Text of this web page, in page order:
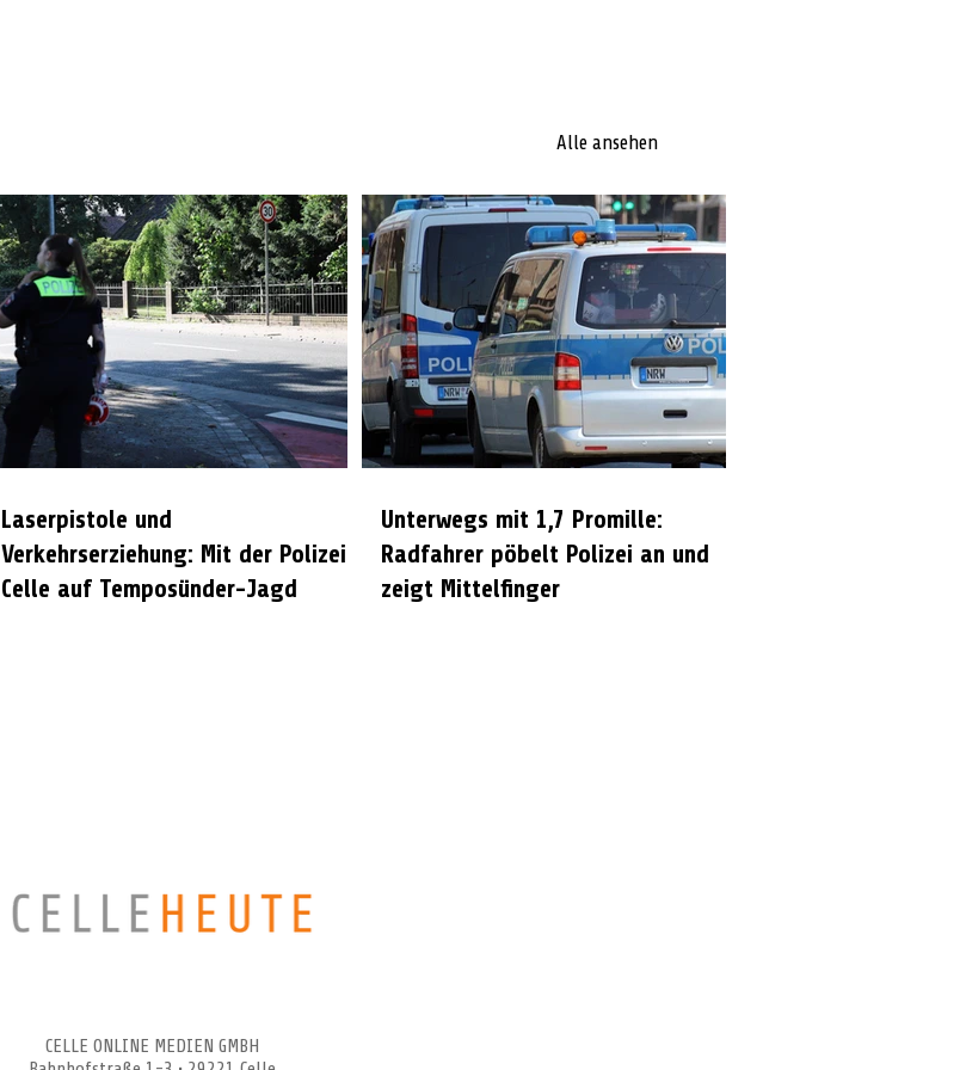
Alle ansehen
Laserpistole und
Verkehrserziehung: Mit der Polizei
Celle auf Temposünder-Jagd
Unterwegs mit 1,7 Promille:
Radfahrer pöbelt Polizei an und
zeigt Mittelfinger
CELLE ONLINE MEDIEN GMBH